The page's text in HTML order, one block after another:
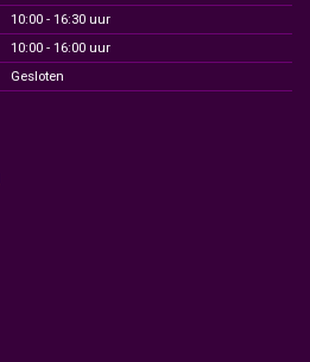
10:00 - 16:30 uur
10:00 - 16:00 uur
Gesloten